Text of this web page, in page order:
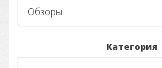
Категория